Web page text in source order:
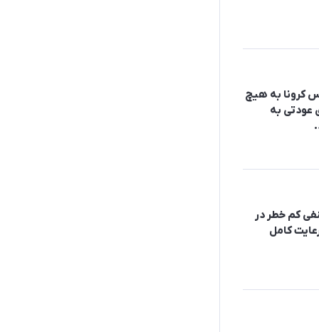
کرونا به هیچ
عودتی به
کم خطر در
کامل